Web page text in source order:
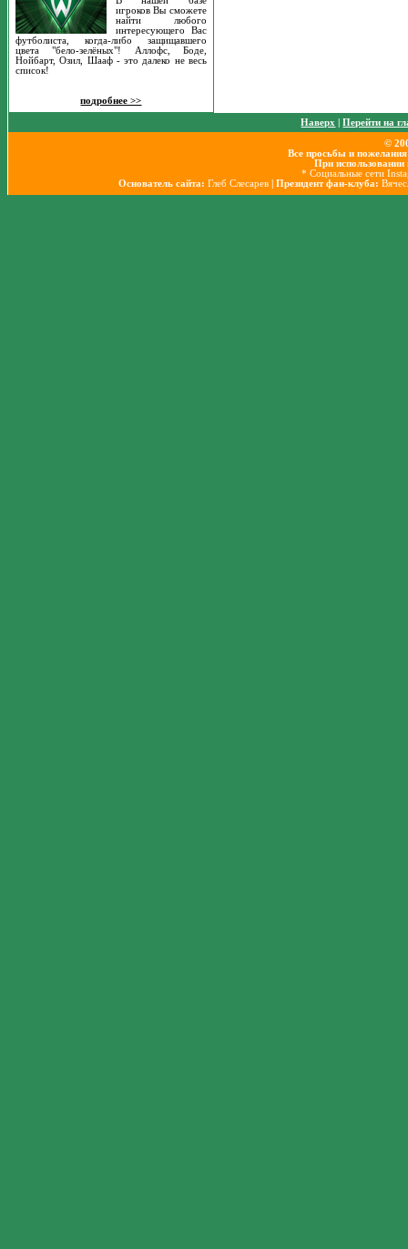
игроков Вы сможете
найти любого
интересующего Вас
футболиста, когда-либо защищавшего
цвета "бело-зелёных"! Аллофс, Боде,
Нойбарт, Озил, Шааф - это далеко не весь
список!
подробнее >>
Наверх |Перейти на
©
Все просьбы и
При использовании
* Социальные сети
Основатель сайта: Глеб Слесарев | Президент фан-клуба: